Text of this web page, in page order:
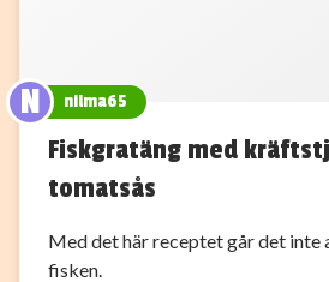
N nilma65
Fiskgratäng med
tomatsås
Med det här receptet går det inte
fisken.